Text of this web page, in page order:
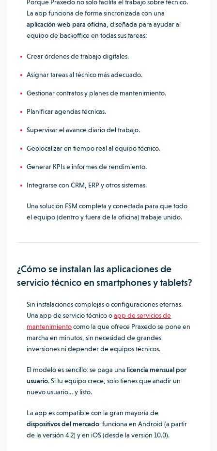
Porque Praxedo no solo facilita el trabajo sobre técnico.
La app funciona de forma sincronizada con una
aplicación web para oficina , diseñada para ayudar al
equipo de backoffice en todas sus tareas:
Crear órdenes de trabajo digitales.
Asignar tareas al técnico más adecuado.
Gestionar contratos y planes de mantenimiento.
Planificar agendas técnicas.
Supervisar el avance diario del trabajo.
Geolocalizar en tiempo real al equipo técnico.
Generar KPIs e informes de rendimiento.
Integrarse con CRM, ERP y otros sistemas.
Una solución FSM completa y conectada para que todo
el equipo (dentro y fuera de la oficina) trabaje unido.
¿Cómo se instalan las aplicaciones de
servicio técnico en smartphones y tablets?
Sin instalaciones complejas o configuraciones eternas.
Una app de servicio técnico oapp de servicios de
mantenimientocomo la que ofrece Praxedo se pone en
marcha en minutos, sin necesidad de grandes
inversiones ni depender de equipos técnicos.
El modelo es sencillo: se paga una licencia mensual por
usuario. Si tu equipo crece, solo tienes que añadir un
nuevo usuario… y listo.
La app es compatible con la gran mayoría de
dispositivos del mercado: funciona en Android (a partir
de la versión 4.2) y en iOS (desde la versión 10.0).